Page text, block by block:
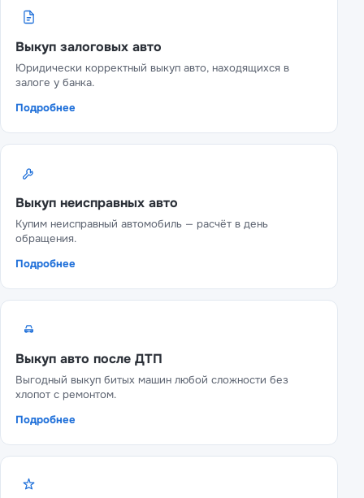
Выкуп залоговых авто
Юридически корректный выкуп авто, находящихся в
залоге у банка.
Подробнее
Выкуп неисправных авто
Купим неисправный автомобиль — расчёт в день
обращения.
Подробнее
Выкуп авто после ДТП
Выгодный выкуп битых машин любой сложности без
хлопот с ремонтом.
Подробнее